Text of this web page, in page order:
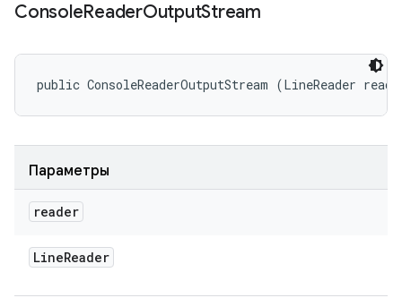
ConsoleReaderOutputStream
public ConsoleReaderOutputStream (LineReader
Параметры
reader
LineReader